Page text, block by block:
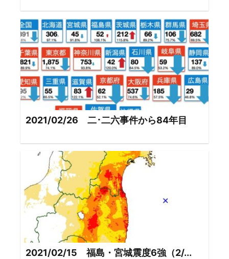
2021/02/26 二･二六事件から84年目
2021/02/15 福島・宮城震度6強（2/...